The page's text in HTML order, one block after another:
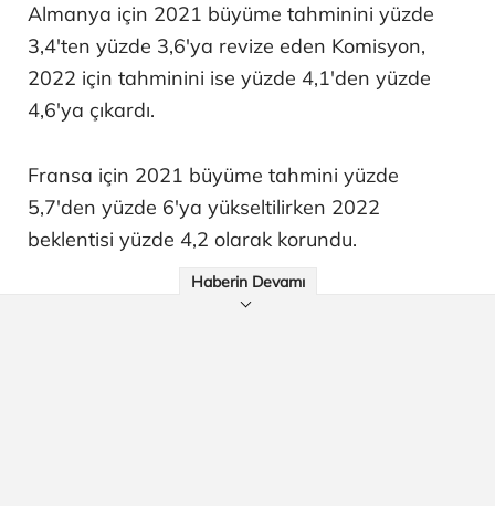
Almanya için 2021 büyüme tahminini yüzde
3,4'ten yüzde 3,6'ya revize eden Komisyon,
2022 için tahminini ise yüzde 4,1'den yüzde
4,6'ya çıkardı.
Fransa için 2021 büyüme tahmini yüzde
5,7'den yüzde 6'ya yükseltilirken 2022
beklentisi yüzde 4,2 olarak korundu.
Haberin Devamı